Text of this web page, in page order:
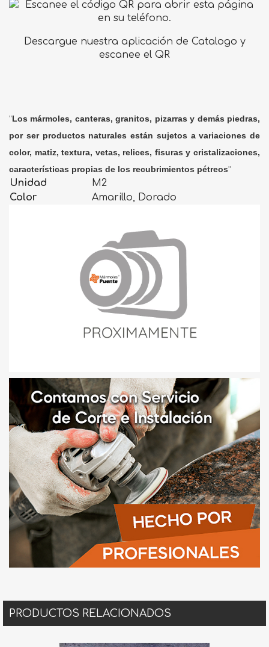
Descargue nuestra aplicación de Catalogo y
escanee el QR
"Los mármoles, canteras, granitos, pizarras y demás piedras,
por ser productos naturales están sujetos a variaciones de
color, matiz, textura, vetas, relices, fisuras y cristalizaciones,
características propias de los recubrimientos pétreos"
Unidad
M2
Color
Amarillo, Dorado
PRODUCTOS RELACIONADOS